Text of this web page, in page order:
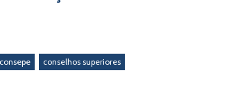
consepe conselhos superiores